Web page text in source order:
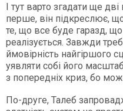
І тут варто згадати ще
перше, він підкреслює,
те, що все буде гаразд,
реалізується. Завжди
ймовірність найгіршого
уявляти собі його
з попередніх криз, бо
По-друге, Талеб